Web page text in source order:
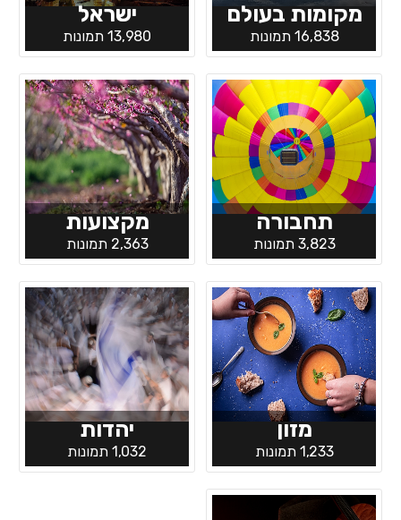
מקומות בעולם
16,838 תמונות
ישראל
13,980 תמונות
תחבורה
3,823 תמונות
מקצועות
2,363 תמונות
מזון
1,233 תמונות
יהדות
1,032 תמונות